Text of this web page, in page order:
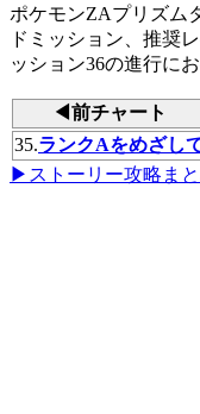
ポケモンZAプリズム
ドミッション、推奨
ッション36の進行に
◀前チャート
35.ランクAをめざし
▶ストーリー攻略ま